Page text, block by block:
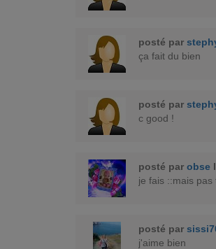
posté par
ça fait du bien
posté par
c good !
posté par obse
je fais ::mais pas
posté par
j'aime bien